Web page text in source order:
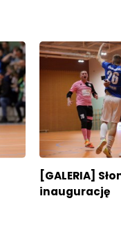
[GALERIA]
inaugurację